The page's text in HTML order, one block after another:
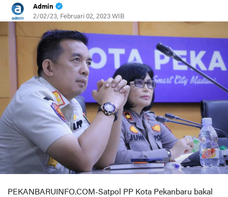
Admin
2/02/23, Februari 02, 2023 WIB
PEKANBARUINFO.COM-Satpol PP Kota Pekanbaru bakal